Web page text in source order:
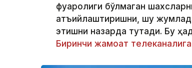
фуқаролиги бўлмаган
қатъийлаштиришни, шу
этишни назарда тутади. Бу
Биринчи жамоат телеканалига